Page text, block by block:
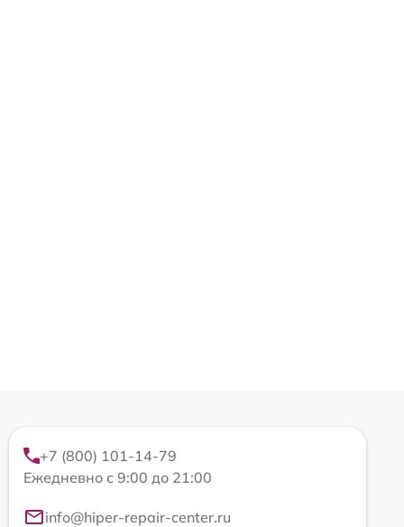
+7 (800) 101-14-79
Ежедневно с 9:00 до 21:00
info@hiper-repair-center.ru